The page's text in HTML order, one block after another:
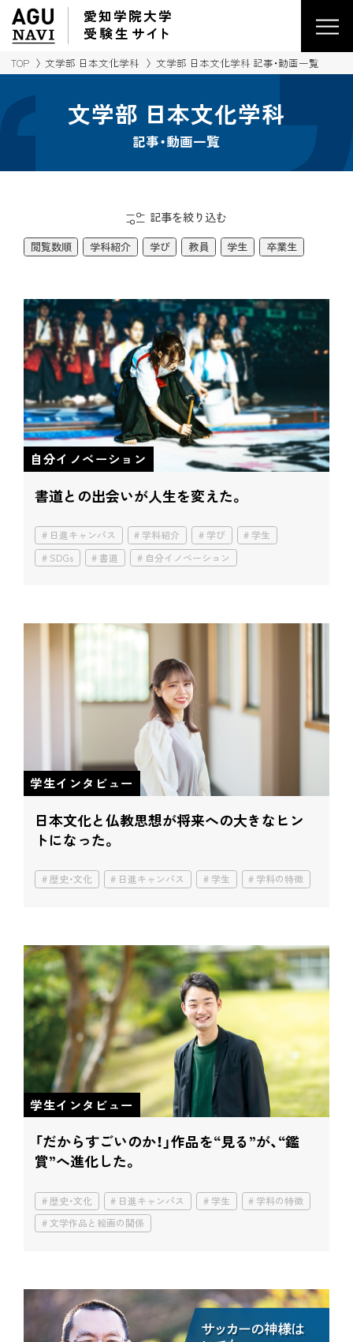
愛知学院大学
受験生 サイ ト
TOP 文学部 日本文化学科 文学部 日本文化学科 記事・動画一覧
文学部 日本文化学科
記事・動画一覧
記事を絞り込む
閲覧数順 学科紹介 学び 教員 学生 卒業生
自分イノベーション
書道との出会いが人生を変えた。
日進キャンパス 学科紹介 学び
学生
SDGs
書道 自分イノベーション
学生インタビュー
日本文化と仏教思想が将来への大きなヒン
トになった。
歴史・文化 日進キャンパス 学生 学科の特徴
学生インタビュー
「だからすごいのか！」作品を“見る”が、“鑑
賞”へ進化した。
歴史・文化 日進キャンパス 学生
学科の特徴
文学作品と絵画の関係